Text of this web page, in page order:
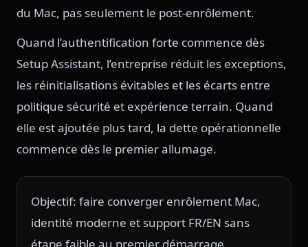
du Mac, pas seulement le post-enrôlement.
Quand l’authentification forte commence dès
Setup Assistant, l’entreprise réduit les exceptions,
les réinitialisations évitables et les écarts entre
politique sécurité et expérience terrain. Quand
elle est ajoutée plus tard, la dette opérationnelle
commence dès le premier allumage.
Objectif: faire converger enrôlement Mac,
identité moderne et support FR/EN sans